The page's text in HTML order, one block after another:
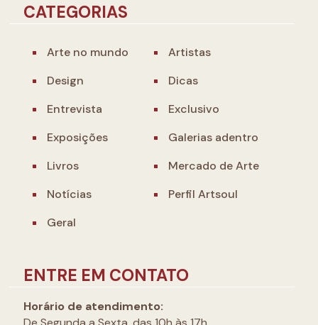
CATEGORIAS
Arte no mundo
Artistas
Design
Dicas
Entrevista
Exclusivo
Exposições
Galerias adentro
Livros
Mercado de Arte
Notícias
Perfil Artsoul
Geral
ENTRE EM CONTATO
Horário de atendimento: